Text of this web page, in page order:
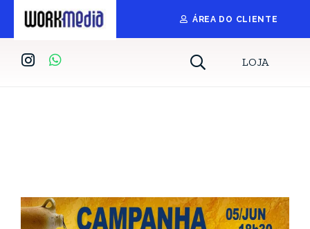
ÁREA DO CLIENTE
LOJA